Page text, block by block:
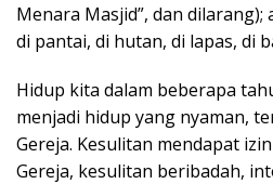
Menara Masjid”, dan dilarang);
di pantai, di hutan, di lapas, di
Hidup kita dalam beberapa
menjadi hidup yang nyaman,
Gereja. Kesulitan mendapat
Gereja, kesulitan beribadah,